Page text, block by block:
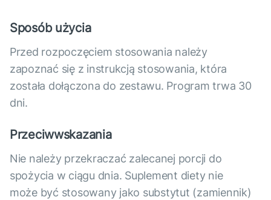
Sposób użycia
Przed rozpoczęciem stosowania należy
zapoznać się z instrukcją stosowania, która
została dołączona do zestawu. Program trwa 30
dni.
Przeciwwskazania
Nie należy przekraczać zalecanej porcji do
spożycia w ciągu dnia. Suplement diety nie
może być stosowany jako substytut (zamiennik)